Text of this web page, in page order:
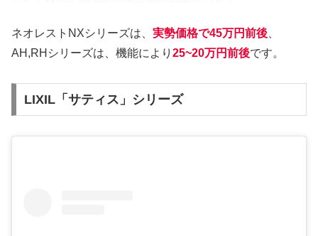
ネオレストNXシリーズは、 実勢価格で45万円前後
AH,RHシリーズは、機能により 25~20万円前後です。
LIXIL「サティス」シリーズ